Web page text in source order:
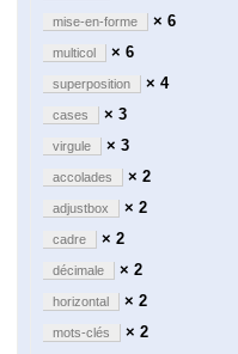
mise-en-forme × 6
multicol × 6
superposition × 4
cases × 3
virgule × 3
accolades × 2
adjustbox × 2
cadre × 2
décimale × 2
horizontal × 2
mots-clés × 2